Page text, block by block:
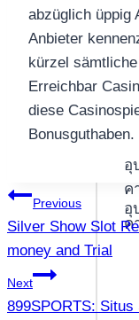
อุ
ค
อุ
ค
abzüglich üppig
Anbieter
kürzel
Erreichbar
diese
Bonusguthaben.
แนะแนว
เรื่อง
Previous
Silver Show Slot
money and Trial
Next
899SPORTS: